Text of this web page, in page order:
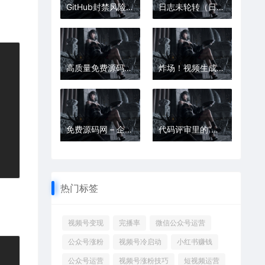
GitHub封禁风险？这些国内源码站可替代 日志未轮转（日志文件无限增大，占满磁盘）
高质量免费源码，不花一分钱：会员源码网开启开发者新纪元 炸场！视频生成进入“分钟级”时代：60秒高清成片，人人都是创作者？
免费源码网 – 企业官网源码免费分享 代码评审里的“辩论赛”：如何把分歧变成团队成长的阶梯
热门标签
视频号变现 完播率 微信公众号运营
公众号涨粉 视频号冷启动 小红书赚钱
公众号运营 视频号涨粉技巧 短视频运营